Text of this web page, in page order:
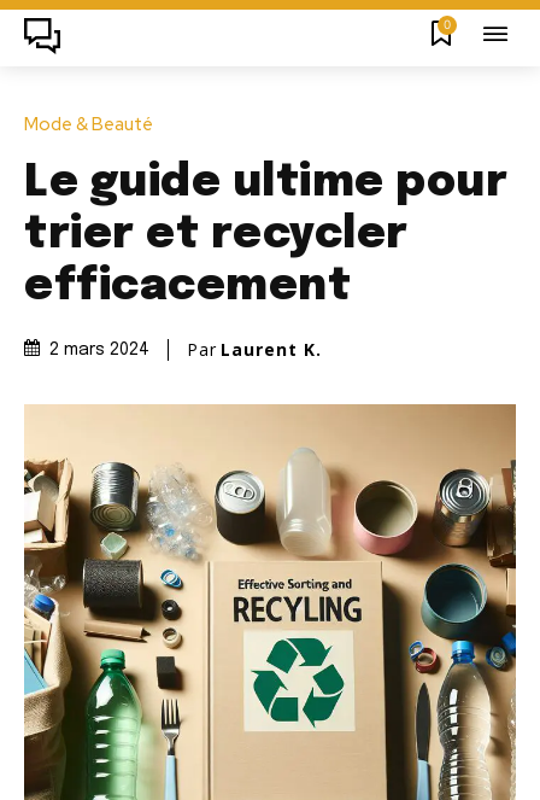
0
Mode & Beauté
Le guide ultime pour
trier et recycler
efficacement
2 mars 2024 Par Laurent K.